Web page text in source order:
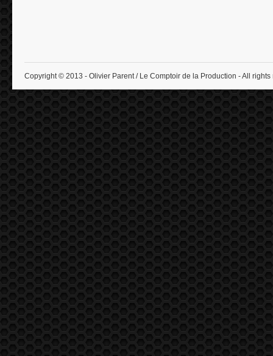
Copyright © 2013 - Olivier Parent / Le Comptoir de la Production - All rights